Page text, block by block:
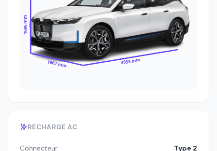
1696 mm
1967 mm 4953 mm
RECHARGE AC
Connecteur Type 2